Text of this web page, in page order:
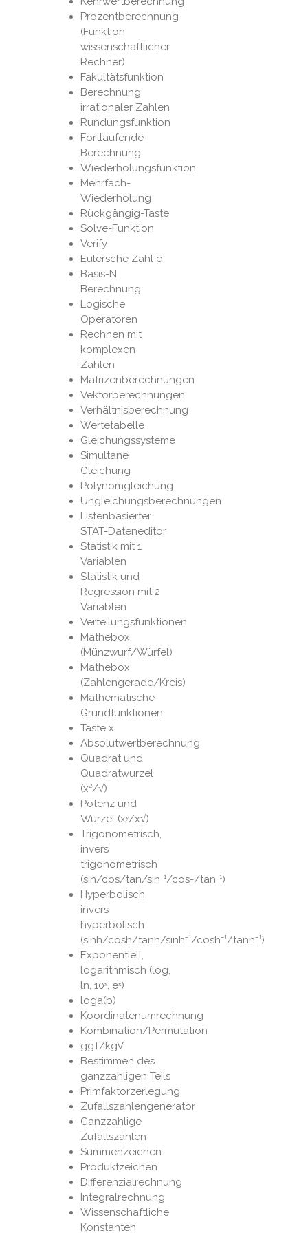
Prozentberechnung
(Funktion
wissenschaftlicher
Rechner)
Fakultätsfunktion
Berechnung
irrationaler Zahlen
Rundungsfunktion
Fortlaufende
Berechnung
Wiederholungsfunktion
Mehrfach-
Wiederholung
Rückgängig-Taste
Solve-Funktion
Verify
Eulersche Zahl e
Basis-N
Berechnung
Logische
Operatoren
Rechnen mit
komplexen
Zahlen
Matrizenberechnungen
Vektorberechnungen
Verhältnisberechnung
Wertetabelle
Gleichungssysteme
Simultane
Gleichung
Polynomgleichung
Ungleichungsberechnungen
Listenbasierter
STAT-Dateneditor
Statistik mit 1
Variablen
Statistik und
Regression mit 2
Variablen
Verteilungsfunktionen
Mathebox
(Münzwurf/Würfel)
Mathebox
(Zahlengerade/Kreis)
Mathematische
Grundfunktionen
Taste x
Absolutwertberechnung
Quadrat und
Quadratwurzel
(x²/√)
Potenz und
Wurzel (xʸ/x√)
Trigonometrisch,
invers
trigonometrisch
(sin/cos/tan/sin⁻¹/cos-/tan⁻¹)
Hyperbolisch,
invers
hyperbolisch
(sinh/cosh/tanh/sinh⁻¹/cosh⁻¹/tanh⁻¹)
Exponentiell,
logarithmisch (log,
ln, 10ˣ, eˣ)
loga(b)
Koordinatenumrechnung
Kombination/Permutation
ggT/kgV
Bestimmen des
ganzzahligen Teils
Primfaktorzerlegung
Zufallszahlengenerator
Ganzzahlige
Zufallszahlen
Summenzeichen
Produktzeichen
Differenzialrechnung
Integralrechnung
Wissenschaftliche
Konstanten